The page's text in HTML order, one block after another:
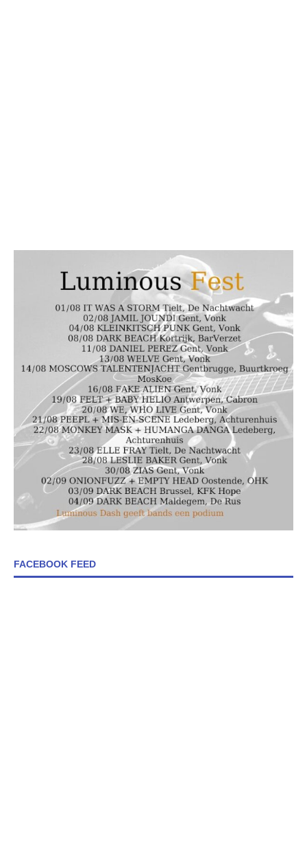
FACEBOOK FEED